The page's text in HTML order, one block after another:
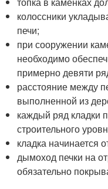
колоссники
печи;
при сооружении
необходимо
примерно девяти
расстояние между
выполненной из
каждый ряд кладки
строительного
кладка начинается
дымоход печки на
обязательно